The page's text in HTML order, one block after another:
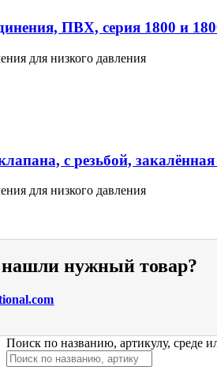
ПВХ, серия 1800 и
для низкого давления
с резьбой, закалённая
для низкого давления
нужный товар?
Поиск по названию, артикулу, среде